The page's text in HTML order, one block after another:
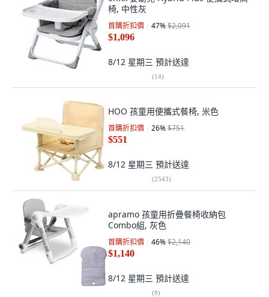
椅, 中性灰
首購折扣價 47%$2,091
$1,096
8/12 星期三 預計送達
(14)
HOO 孩童用便攜式餐椅, 米色
首購折扣價 26%$751
$551
8/12 星期三 預計送達
(2543)
apramo 孩童用折疊餐椅收納包
Combo組, 灰色
首購折扣價 46%$2,140
$1,140
8/12 星期三 預計送達
(9)